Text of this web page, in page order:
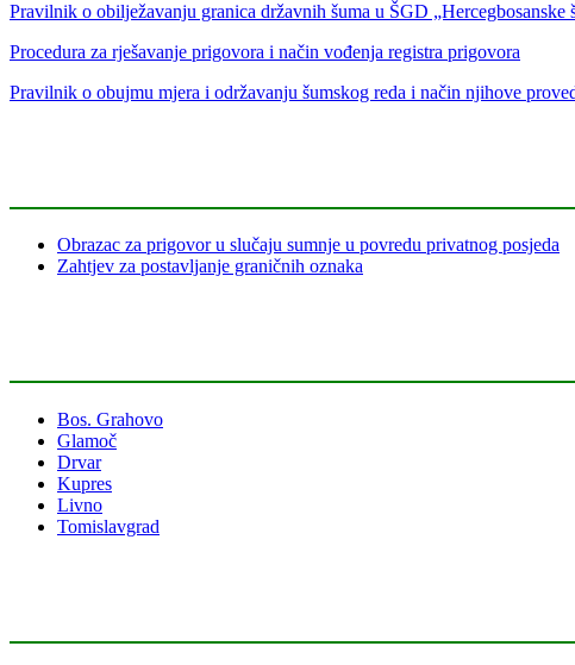
Pravilnik o obilježavanju granica državnih šuma u ŠGD
Procedura za rješavanje prigovora i način vođenja registra prigovora
Pravilnik o obujmu mjera i održavanju šumskog reda i način njihove
Obrazac za prigovor u slučaju sumnje u povredu privatnog posjeda
Zahtjev za postavljanje graničnih oznaka
Bos. Grahovo
Glamoč
Drvar
Kupres
Livno
Tomislavgrad